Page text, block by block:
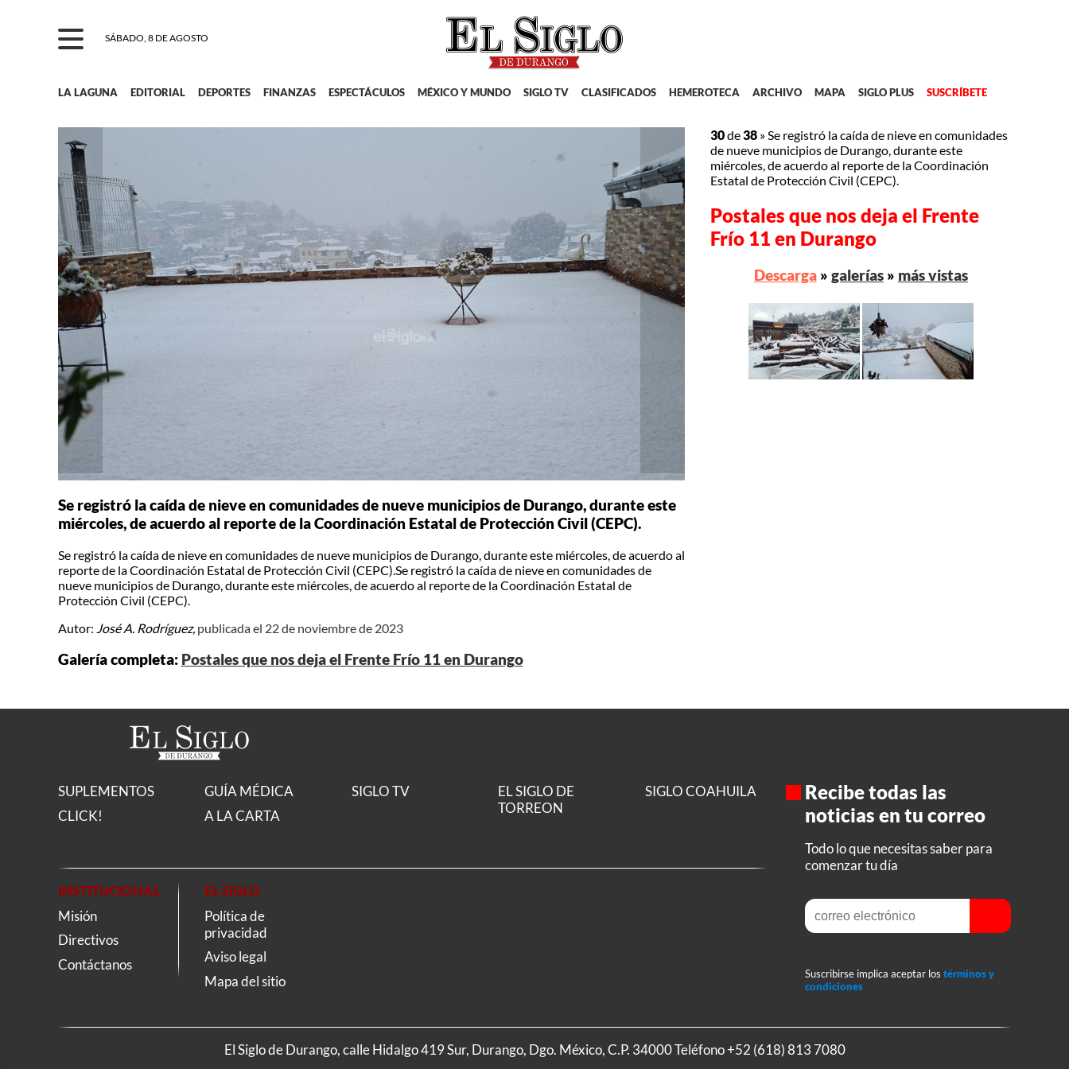
SÁBADO, 8 DE AGOSTO
LA LAGUNA EDITORIAL DEPORTES FINANZAS ESPECTÁCULOS MÉXICO Y MUNDO SIGLO TV CLASIFICADOS HEMEROTECA ARCHIVO MAPA SIGLO PLUS SUSCRÍBETE
Se registró la caída de nieve en comunidades de nueve municipios de Durango, durante este
miércoles, de acuerdo al reporte de la Coordinación Estatal de Protección Civil (CEPC).
Se registró la caída de nieve en comunidades de nueve municipios de Durango, durante este miércoles, de acuerdo al
reporte de la Coordinación Estatal de Protección Civil (CEPC).Se registró la caída de nieve en comunidades de
nueve municipios de Durango, durante este miércoles, de acuerdo al reporte de la Coordinación Estatal de
Protección Civil (CEPC).
Autor: José A. Rodríguez, publicada el 22 de noviembre de 2023
Galería completa: Postales que nos deja el Frente Frío 11 en Durango
30de38 »Se registró la caída de nieve en comunidades
de nueve municipios de Durango, durante este
miércoles, de acuerdo al reporte de la Coordinación
Estatal de Protección Civil (CEPC).
Postales que nos deja el Frente
Frío 11 en Durango
Descarga» galerías» más vistas
SUPLEMENTOS
CLICK!
GUÍA MÉDICA
A LA CARTA
SIGLO TV
EL SIGLO DE
TORREON
SIGLO COAHUILA
INSTITUCIONAL
Misión
Directivos
Contáctanos
EL SIGLO
Política de
privacidad
Aviso legal
Mapa del sitio
Recibe todas las
noticias en tu correo
Todo lo que necesitas saber para
comenzar tu día
Suscribirse implica aceptar los términos y
condiciones
El Siglo de Durango, calle Hidalgo 419 Sur, Durango, Dgo. México, C.P. 34000 Teléfono+52 (618) 813 7080